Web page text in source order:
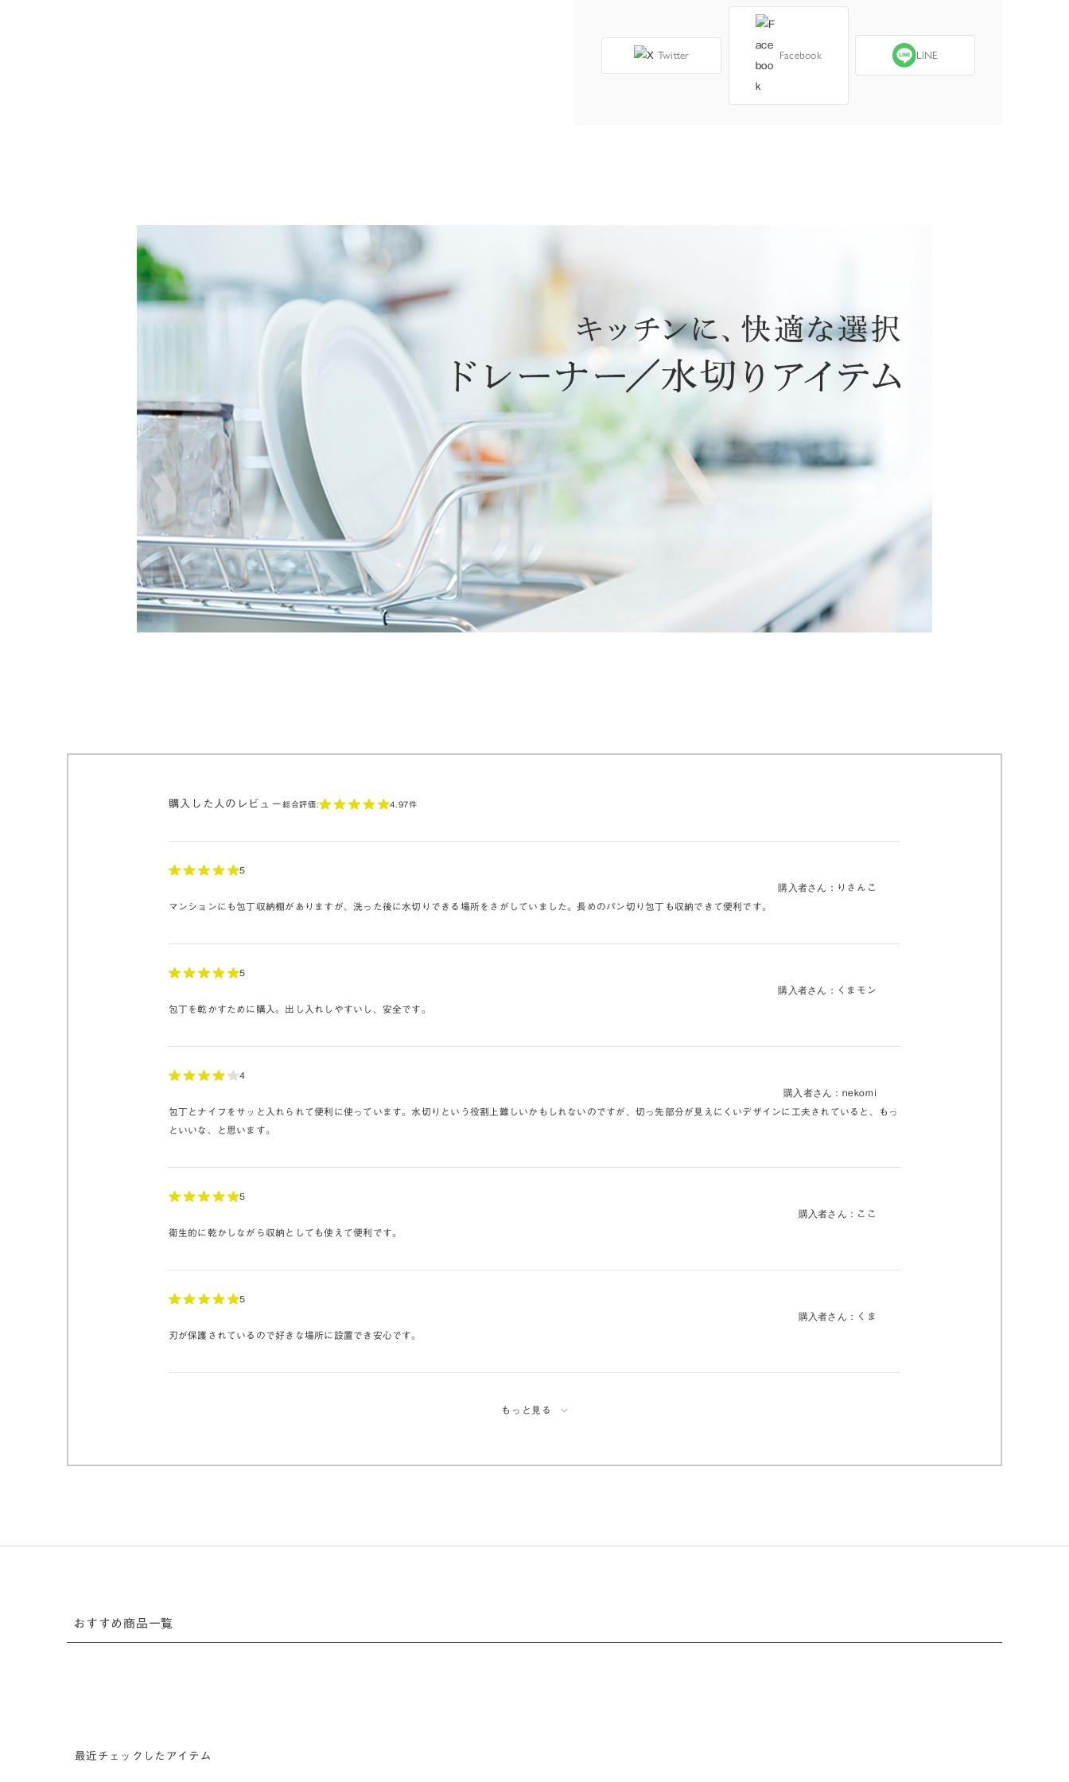
Twitter Facebook LINE
購入した人のレビュー総合評価: 4.97件
5
マンションにも包丁収納棚がありますが、洗った後に水切りできる場所をさがしていました。長めのパン切り包丁も収納できて便利です。
購入者さん： りさんこ
5
包丁を乾かすために購入。出し入れしやすいし、安全です。
購入者さん： くまモン
4
包丁とナイフをサッと入れられて便利に使っています。水切りという役割上難しいかもしれないのですが、切っ先部分が見えにくいデザインに工夫されていると、もっ
といいな、と思います。
購入者さん： nekomi
5
衛生的に乾かしながら収納としても使えて便利です。
購入者さん： ここ
5
刃が保護されているので好きな場所に設置でき安心です。
購入者さん： くま
もっと見る
おすすめ商品一覧
最近チェックしたアイテム